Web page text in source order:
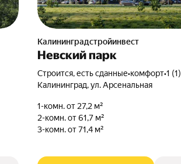
Калининградстройинвест
Невский парк
Строится, есть сданные•комфорт•1 (1)
Калининград, ул. Арсенальная
1-комн. от 27,2 м²
2-комн. от 61,7 м²
3-комн. от 71,4 м²